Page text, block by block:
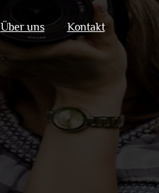
Über uns Kontakt